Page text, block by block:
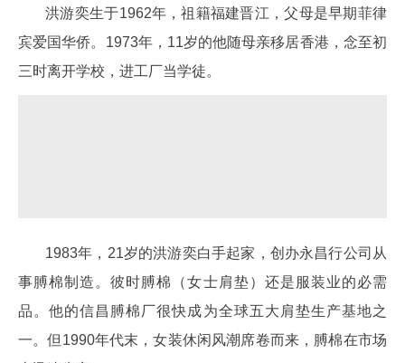
洪游奕生于1962年，祖籍福建晋江，父母是早期菲律
宾爱国华侨。1973年，11岁的他随母亲移居香港，念至初
三时离开学校，进工厂当学徒。
1983年，21岁的洪游奕白手起家，创办永昌行公司从
事膊棉制造。彼时膊棉（女士肩垫）还是服装业的必需
品。他的信昌膊棉厂很快成为全球五大肩垫生产基地之
一。但1990年代末，女装休闲风潮席卷而来，膊棉在市场